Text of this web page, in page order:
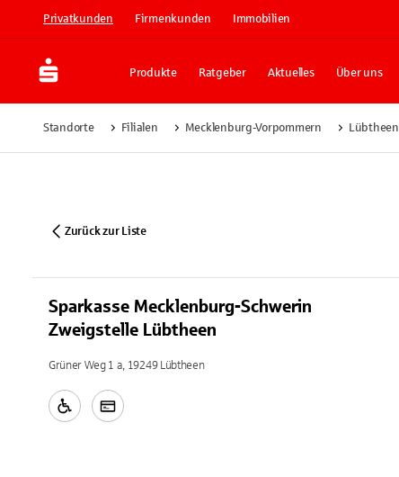
Privatkunden Firmenkunden Immobilien
Produkte Ratgeber Aktuelles Über uns
Standorte Filialen Mecklenburg-Vorpommern Lübtheen
Zurück zur Liste
Sparkasse Mecklenburg-Schwerin
Zweigstelle Lübtheen
Grüner Weg 1 a, 19249 Lübtheen